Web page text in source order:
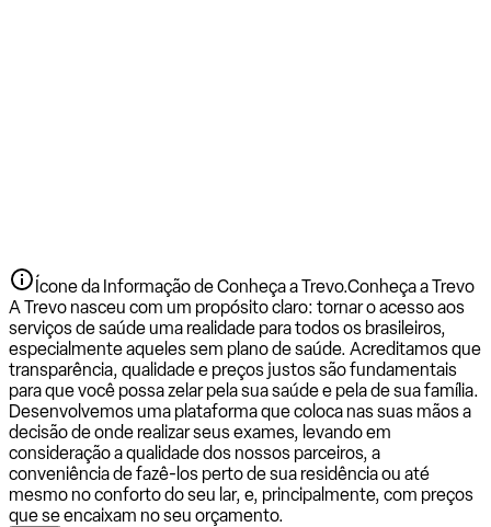
Ícone da Informação de Conheça a Trevo.Conheça a Trevo
A Trevo nasceu com um propósito claro: tornar o acesso aos
serviços de saúde uma realidade para todos os brasileiros,
especialmente aqueles sem plano de saúde. Acreditamos que
transparência, qualidade e preços justos são fundamentais
para que você possa zelar pela sua saúde e pela de sua família.
Desenvolvemos uma plataforma que coloca nas suas mãos a
decisão de onde realizar seus exames, levando em
consideração a qualidade dos nossos parceiros, a
conveniência de fazê-los perto de sua residência ou até
mesmo no conforto do seu lar, e, principalmente, com preços
que se encaixam no seu orçamento.